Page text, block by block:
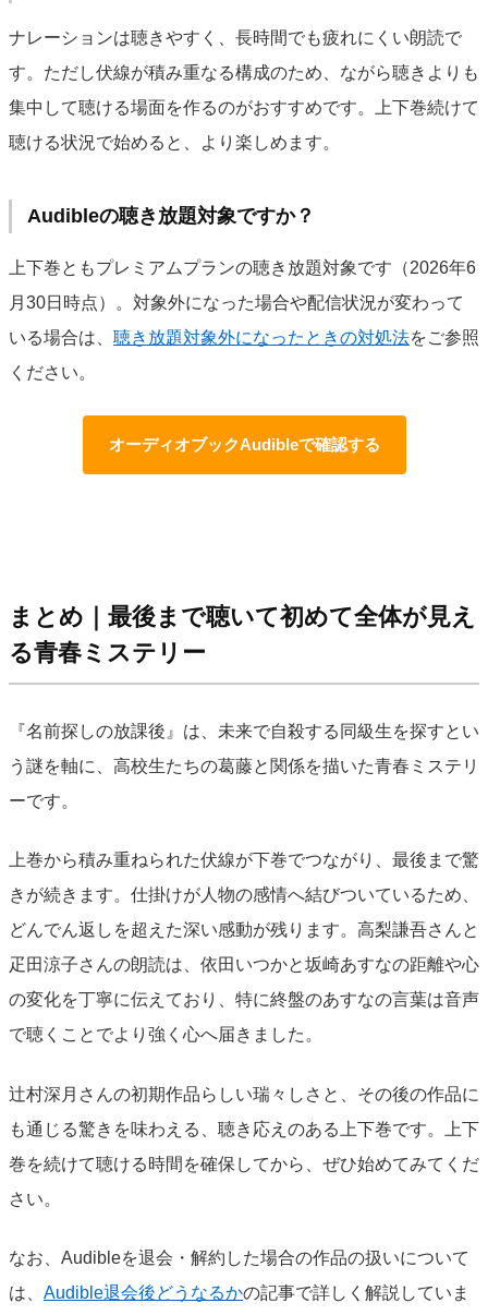
ナレーションは聴きやすく、長時間でも疲れにくい朗読で
す。ただし伏線が積み重なる構成のため、ながら聴きよりも
集中して聴ける場面を作るのがおすすめです。上下巻続けて
聴ける状況で始めると、より楽しめます。
Audibleの聴き放題対象ですか？
上下巻ともプレミアムプランの聴き放題対象です（2026年6
月30日時点）。対象外になった場合や配信状況が変わって
いる場合は、 聴き放題対象外になったときの対処法をご参照
ください。
オーディオブックAudibleで確認する
まとめ｜最後まで聴いて初めて全体が見え
る青春ミステリー
『名前探しの放課後』は、未来で自殺する同級生を探すとい
う謎を軸に、高校生たちの葛藤と関係を描いた青春ミステリ
ーです。
上巻から積み重ねられた伏線が下巻でつながり、最後まで驚
きが続きます。仕掛けが人物の感情へ結びついているため、
どんでん返しを超えた深い感動が残ります。高梨謙吾さんと
疋田涼子さんの朗読は、依田いつかと坂崎あすなの距離や心
の変化を丁寧に伝えており、特に終盤のあすなの言葉は音声
で聴くことでより強く心へ届きました。
辻村深月さんの初期作品らしい瑞々しさと、その後の作品に
も通じる驚きを味わえる、聴き応えのある上下巻です。上下
巻を続けて聴ける時間を確保してから、ぜひ始めてみてくだ
さい。
なお、Audibleを退会・解約した場合の作品の扱いについて
は、 Audible退会後どうなるかの記事で詳しく解説していま